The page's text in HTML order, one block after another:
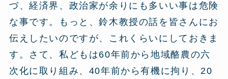
づ、経済界、政治家が余りにも多いい事は危険
な事です。もっと、鈴木教授の話を皆さんにお
伝えしたいのですが、これくらいにしておきま
す。さて、私どもは60年前から地域酪農の六
次化に取り組み、40年前から有機に拘り、20